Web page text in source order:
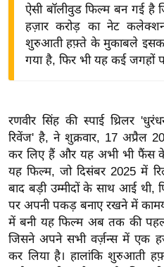
द्यो
वि
शे
ष
ज्ञ
रा
य
ब
ज
ऐसी बॉलीवुड फिल्म बन गई
हज़ार करोड़ का नेट
शुरुआती हफ़्ते के मुकाबले इसका
गया है, फिर भी यह कई जगहों
रणवीर सिंह की स्पाई थ्रिलर
रिवेंज' है, ने शुक्रवार, 17 अप्रैल
कर लिए हैं और यह अभी भी फैंस के
यह फिल्म, जो दिसंबर 2025 में
बाद बड़ी उम्मीदों के साथ आई
पर अपनी पकड़ बनाए रखने में
में बनी यह फिल्म अब तक की
जिसने अपने सभी वर्ज़न्स में एक
कर लिया है। हालांकि शुरुआती